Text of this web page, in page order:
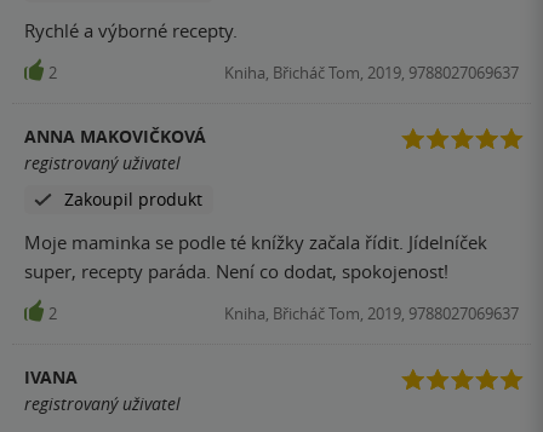
Rychlé a výborné recepty.
2 Kniha, Břicháč Tom, 2019, 9788027069637
ANNA MAKOVIČKOVÁ
registrovaný uživatel
Zakoupil produkt
Moje maminka se podle té knížky začala řídit. Jídelníček
super, recepty paráda. Není co dodat, spokojenost!
2 Kniha, Břicháč Tom, 2019, 9788027069637
IVANA
registrovaný uživatel